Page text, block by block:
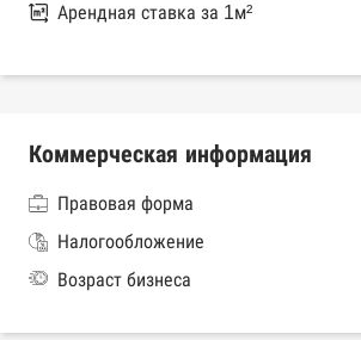
Арендная ставка за 1м²
Коммерческая информация
Правовая форма
Налогообложение
Возраст бизнеса